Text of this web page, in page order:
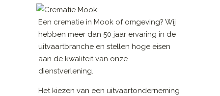
Een crematie in Mook of omgeving? Wij
hebben meer dan 50 jaar ervaring in de
uitvaartbranche en stellen hoge eisen
aan de kwaliteit van onze
dienstverlening.
Het kiezen van een uitvaartonderneming